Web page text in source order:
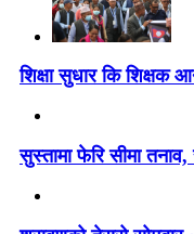
शिक्षा सुधार कि शिक्षक
सुस्तामा फेरि सीमा